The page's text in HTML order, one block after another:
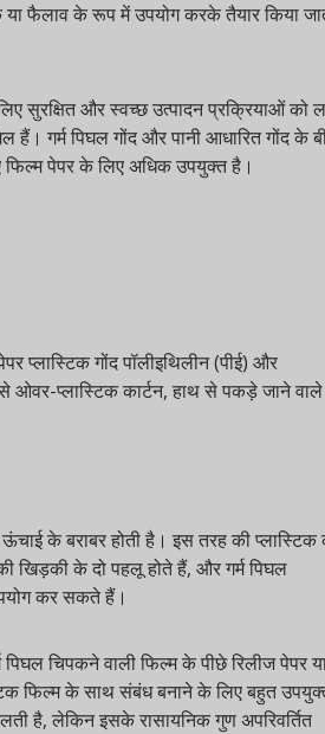
के रूप में उपयोग करके तैयार किया जाता
और स्वच्छ उत्पादन प्रक्रियाओं को लागू
पिघल गोंद और पानी आधारित गोंद के बीच
पेपर के लिए अधिक उपयुक्त है।
गोंद पॉलीइथिलीन (पीई) और
प्लास्टिक कार्टन, हाथ से पकड़े जाने वाले
के बराबर होती है। इस तरह की प्लास्टिक की
के दो पहलू होते हैं, और गर्म पिघल
कर सकते हैं।
चिपकने वाली फिल्म के पीछे रिलीज पेपर या
फिल्म के साथ संबंध बनाने के लिए बहुत उपयुक्त
है, लेकिन इसके रासायनिक गुण अपरिवर्तित